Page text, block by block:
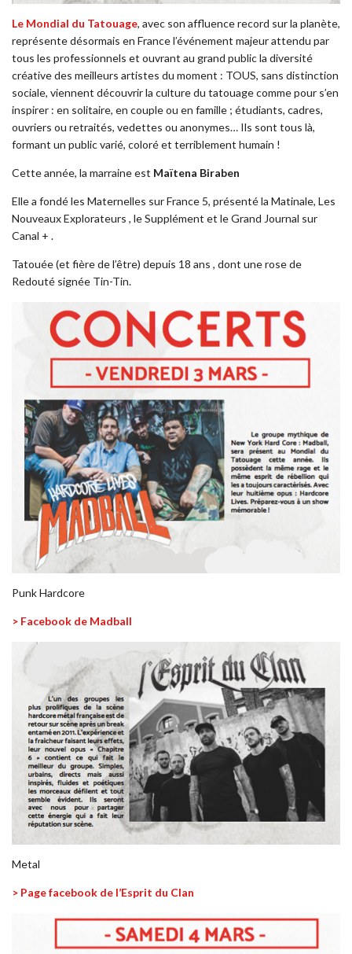
Le Mondial du Tatouage, avec son affluence record sur la planète,
représente désormais en France l’événement majeur attendu par
tous les professionnels et ouvrant au grand public la diversité
créative des meilleurs artistes du moment : TOUS, sans distinction
sociale, viennent découvrir la culture du tatouage comme pour s’en
inspirer : en solitaire, en couple ou en famille ; étudiants, cadres,
ouvriers ou retraités, vedettes ou anonymes… Ils sont tous là,
formant un public varié, coloré et terriblement humain !
Cette année, la marraine est Maïtena Biraben
Elle a fondé les Maternelles sur France 5, présenté la Matinale, Les
Nouveaux Explorateurs , le Supplément et le Grand Journal sur
Canal + .
Tatouée (et fière de l’être) depuis 18 ans , dont une rose de
Redouté signée Tin-Tin.
Punk Hardcore
> Facebook de Madball
Metal
> Page facebook de l’Esprit du Clan